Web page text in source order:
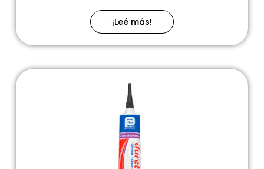
¡Leé más!